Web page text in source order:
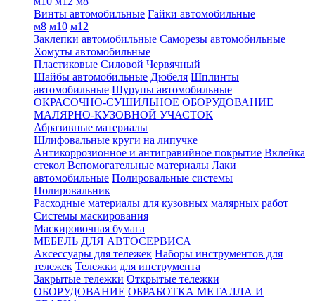
Винты автомобильные Гайки автомобильные
м8 м10 м12
Заклепки автомобильные Саморезы автомобильные
Хомуты автомобильные
Пластиковые Силовой Червячный
Шайбы автомобильные Дюбеля Шплинты
автомобильные Шурупы автомобильные
ОКРАСОЧНО-СУШИЛЬНОЕ ОБОРУДОВАНИЕ
МАЛЯРНО-КУЗОВНОЙ УЧАСТОК
Абразивные материалы
Шлифовальные круги на липучке
Антикоррозионное и антигравийное покрытие Вклейка
стекол Вспомогательные материалы Лаки
автомобильные Полировальные системы
Полировальник
Расходные материалы для кузовных малярных работ
Системы маскирования
Маскировочная бумага
МЕБЕЛЬ ДЛЯ АВТОСЕРВИСА
Аксессуары для тележек Наборы инструментов для
тележек Тележки для инструмента
Закрытые тележки Открытые тележки
ОБОРУДОВАНИЕ ОБРАБОТКА МЕТАЛЛА И